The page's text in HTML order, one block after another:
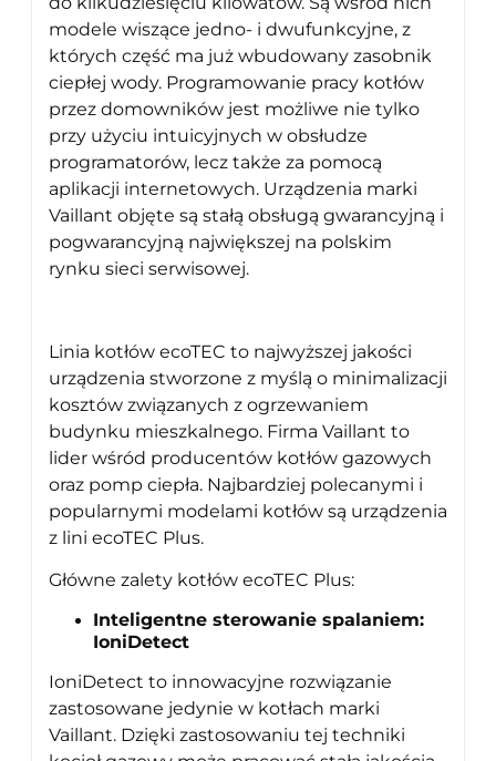
modele wiszące jedno- i dwufunkcyjne, z
których część ma już wbudowany zasobnik
ciepłej wody. Programowanie pracy kotłów
przez domowników jest możliwe nie tylko
przy użyciu intuicyjnych w obsłudze
programatorów, lecz także za pomocą
aplikacji internetowych. Urządzenia marki
Vaillant objęte są stałą obsługą gwarancyjną i
pogwarancyjną największej na polskim
rynku sieci serwisowej.
Linia kotłów ecoTEC to najwyższej jakości
urządzenia stworzone z myślą o minimalizacji
kosztów związanych z ogrzewaniem
budynku mieszkalnego. Firma Vaillant to
lider wśród producentów kotłów gazowych
oraz pomp ciepła. Najbardziej polecanymi i
popularnymi modelami kotłów są urządzenia
z lini ecoTEC Plus.
Główne zalety kotłów ecoTEC Plus:
Inteligentne sterowanie spalaniem:
IoniDetect
IoniDetect to innowacyjne rozwiązanie
zastosowane jedynie w kotłach marki
Vaillant. Dzięki zastosowaniu tej techniki